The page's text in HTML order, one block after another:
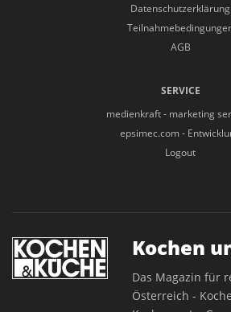
Datenschutzerklärung
AGB
SERVICE
medienkraft - marketing
epsimec.com -
Logout
Kochen
Das Magazin für
Österreich -